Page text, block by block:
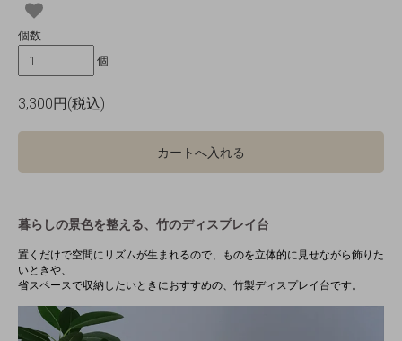
個数
個
3,300円(税込)
カートへ入れる
暮らしの景色を整える、竹のディスプレイ台
置くだけで空間にリズムが生まれるので、ものを立体的に見せながら飾りた
いときや、
省スペースで収納したいときにおすすめの、竹製ディスプレイ台です。